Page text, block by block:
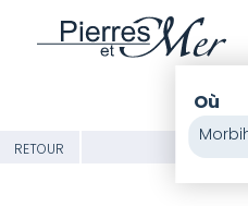
Où
RETOUR